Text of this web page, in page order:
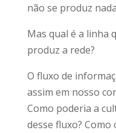
não se produz
Mas qual é a linha
produz a rede?
O fluxo de
assim em nosso
Como poderia a
desse fluxo?